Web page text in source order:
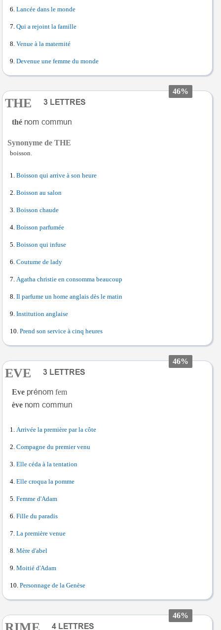
Lancée dans le monde
Qui a rejoint la famille
Venue à la maternité
Devenue une femme du monde
46%
THE
thé
Synonyme de THE
boisson.
Boisson qui arrive à son heure
Boisson au salon
Boisson chaude
Boisson parfumée
Boisson qui infuse
Coutume de lady
Agatha christie en consomma beaucoup
Il parfume un home anglais dès le matin
Institution anglaise
Prend son service à cinq heures
46%
EVE
Eve
fem
ève
Arrivée la première par la côte
Compagne du premier venu
Elle céda à la tentation
Elle croqua la pomme
Femme d'Adam
Fille du paradis
La première venue
Mère d'abel
Moitié d'Adam
Personnage de la Genèse
46%